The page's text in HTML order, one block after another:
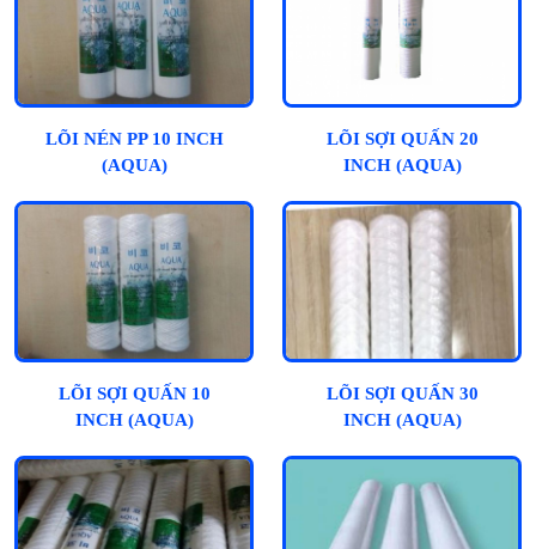
LÕI NÉN PP 10 INCH
(AQUA)
LÕI SỢI QUẤN 20
INCH (AQUA)
LÕI SỢI QUẤN 10
INCH (AQUA)
LÕI SỢI QUẤN 30
INCH (AQUA)